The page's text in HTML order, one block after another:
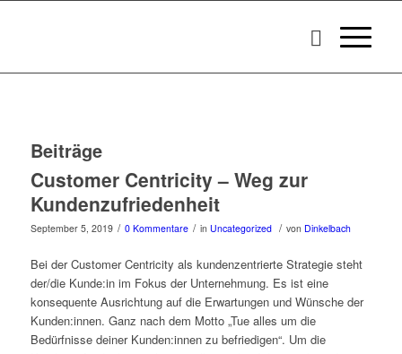
Beiträge
Customer Centricity – Weg zur
Kundenzufriedenheit
September 5, 2019 / 0 Kommentare / in Uncategorized / von Dinkelbach
Bei der Customer Centricity als kundenzentrierte Strategie steht
der/die Kunde:in im Fokus der Unternehmung. Es ist eine
konsequente Ausrichtung auf die Erwartungen und Wünsche der
Kunden:innen. Ganz nach dem Motto „Tue alles um die
Bedürfnisse deiner Kunden:innen zu befriedigen“. Um die